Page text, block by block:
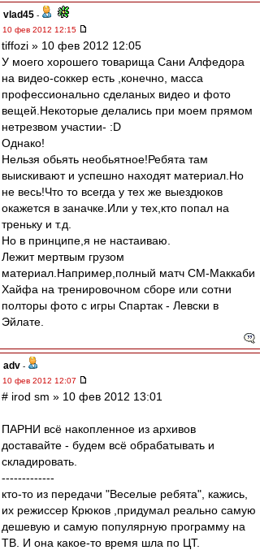
vlad45 -
10 фев 2012 12:15
tiffozi » 10 фев 2012 12:05
У моего хорошего товарища Сани Алфедора
на видео-соккер есть ,конечно, масса
профессионально сделаных видео и фото
вещей.Некоторые делались при моем прямом
нетрезвом участии- :D
Однако!
Нельзя обьять необьятное!Ребята там
выискивают и успешно находят материал.Но
не весь!Что то всегда у тех же выездюков
окажется в заначке.Или у тех,кто попал на
треньку и т.д.
Но в принципе,я не настаиваю.
Лежит мертвым грузом
материал.Например,полный матч СМ-Маккаби
Хайфа на тренировочном сборе или сотни
полторы фото с игры Спартак - Левски в
Эйлате.
adv -
10 фев 2012 12:07
# irod sm » 10 фев 2012 13:01
ПАРНИ всё накопленное из архивов
доставайте - будем всё обрабатывать и
складировать.
-------------
кто-то из передачи "Веселые ребята", кажись,
их режиссер Крюков ,придумал реально самую
дешевую и самую популярную программу на
ТВ. И она какое-то время шла по ЦТ.